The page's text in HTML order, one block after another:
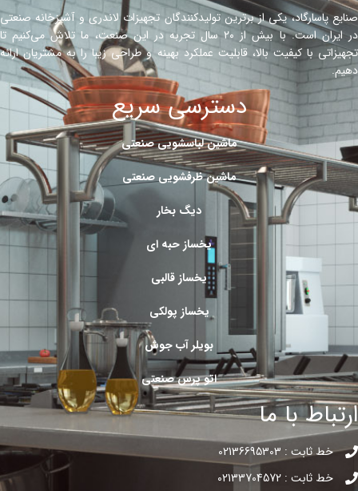
صنایع پاسارگاد، یکی از برترین تولیدکنندگان تجهیزات لاندری و آشپزخانه صنعتی
در ایران است. با بیش از ۲۰ سال تجربه در این صنعت، ما تلاش می‌کنیم تا
تجهیزاتی با کیفیت بالا، قابلیت عملکرد بهینه و طراحی زیبا را به مشتریان ارائه
دهیم.
دسترسی سریع
ماشین لباسشویی صنعتی
ماشین ظرفشویی صنعتی
دیگ بخار
یخساز حبه ای
یخساز قالبی
یخساز پولکی
بویلر آب جوش
اتو پرس صنعتی
ارتباط با ما
خط ثابت : 02136695303
خط ثابت : 02133704572